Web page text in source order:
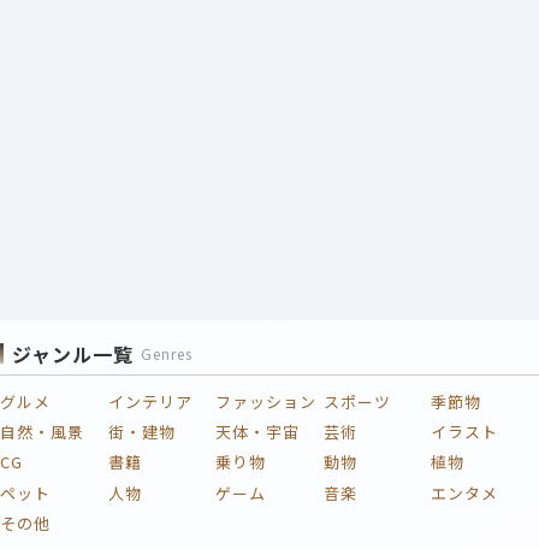
ジャンル一覧 Genres
グルメ インテリア ファッション スポーツ
季節物
自然・風景
街・建物 天体・宇宙 芸術
イラスト
CG
書籍 乗り物 動物
植物
ペット
人物 ゲーム 音楽
エンタメ
その他